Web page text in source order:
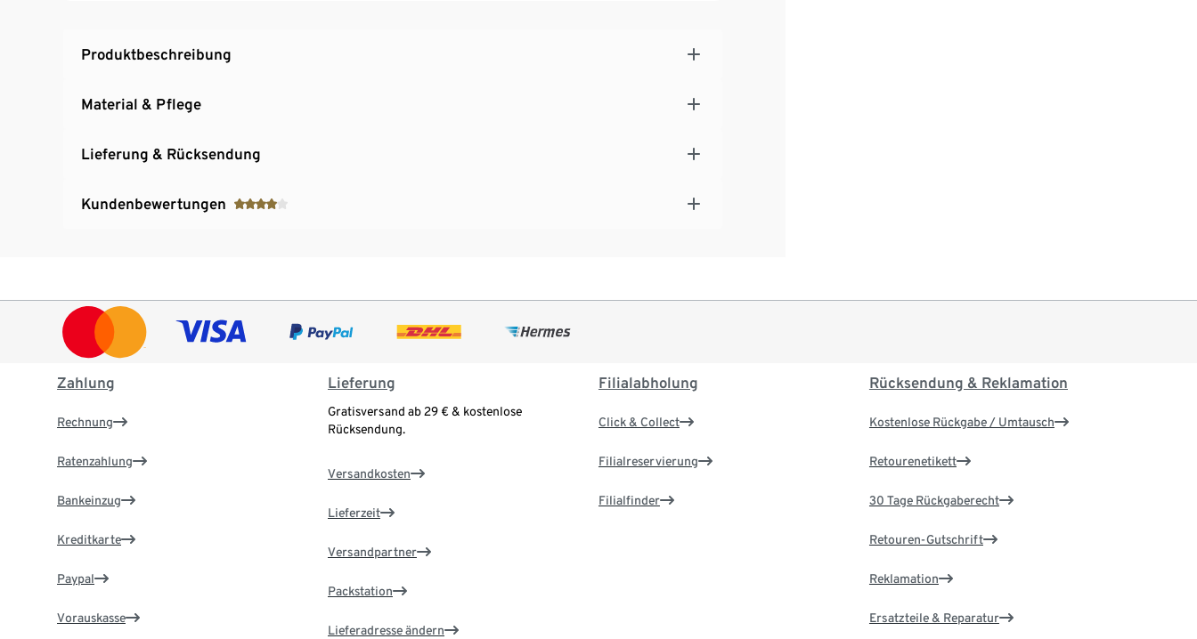
Produktbeschreibung
Material & Pflege
Lieferung & Rücksendung
Kundenbewertungen
Zahlung
Rechnung
Ratenzahlung
Bankeinzug
Kreditkarte
Paypal
Vorauskasse
Lieferung
Gratisversand ab 29 € & kostenlose
Rücksendung.
Versandkosten
Lieferzeit
Versandpartner
Packstation
Lieferadresse ändern
Filialabholung
Click & Collect
Filialreservierung
Filialfinder
Rücksendung & Reklamation
Kostenlose Rückgabe / Umtausch
Retourenetikett
30 Tage Rückgaberecht
Retouren-Gutschrift
Reklamation
Ersatzteile & Reparatur